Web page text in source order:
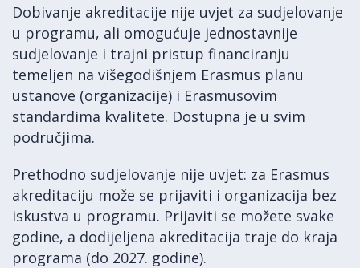
Dobivanje akreditacije nije uvjet za sudjelovanje
u programu, ali omogućuje jednostavnije
sudjelovanje i trajni pristup financiranju
temeljen na višegodišnjem Erasmus planu
ustanove (organizacije) i Erasmusovim
standardima kvalitete. Dostupna je u svim
područjima.
Prethodno sudjelovanje nije uvjet: za Erasmus
akreditaciju može se prijaviti i organizacija bez
iskustva u programu. Prijaviti se možete svake
godine, a dodijeljena akreditacija traje do kraja
programa (do 2027. godine).